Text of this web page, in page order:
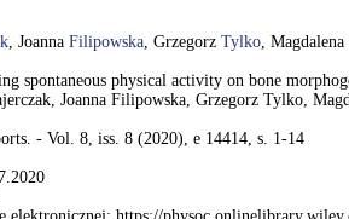
, Joanna Filipowska, Grzegorz Tylko, Magdalena
spontaneous physical activity on bone
Joanna Filipowska, Grzegorz Tylko,
- Vol. 8, iss. 8 (2020), e 14414, s. 1-14